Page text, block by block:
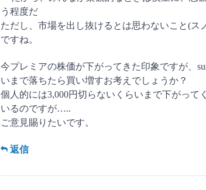
う程度だ
ただし、市場を出し抜けるとは思わないこと(ス
ですね。
今プレミアの株価が下がってきた印象ですが、
いまで落ちたら買い増すお考えでしょうか？
個人的には3,000円切らないくらいまで下がって
いるのですが…..
ご意見賜りたいです。
返信